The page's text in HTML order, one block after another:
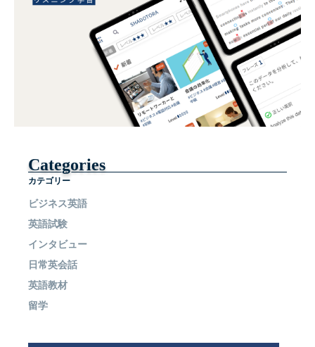
Categories
カテゴリー
ビジネス英語
英語試験
インタビュー
日常英会話
英語教材
留学